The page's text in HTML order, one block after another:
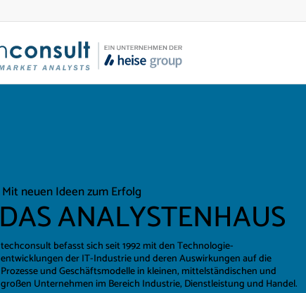
DAS ANALYSTENHAUS
techconsult befasst sich seit 1992 mit den Technologie-
entwicklungen der IT-Industrie und deren Auswirkungen auf die
Prozesse und Geschäftsmodelle in kleinen, mittelständischen und
großen Unternehmen im Bereich Industrie, Dienstleistung und Handel.
Mit neuen Ideen zum Erfolg